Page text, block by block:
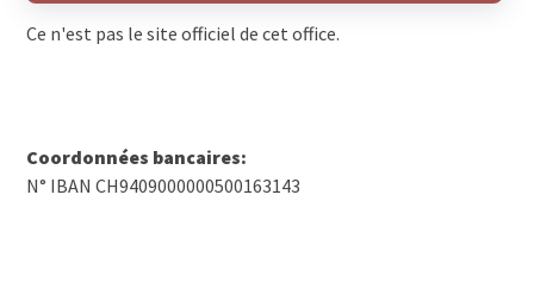
Ce n'est pas le site officiel de cet office.
Coordonnées bancaires:
N° IBAN CH9409000000500163143